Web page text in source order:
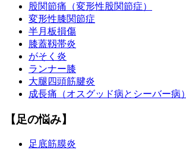
股関節痛（変形性股関節症）
変形性膝関節症
半月板損傷
膝蓋靱帯炎
がそく炎
ランナー膝
大腿四頭筋腱炎
成長痛（オスグッド病とシーバー病）
【足の悩み】
足底筋膜炎